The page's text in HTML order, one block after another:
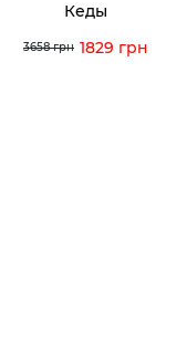
Кеды
3658 грн 1829 грн